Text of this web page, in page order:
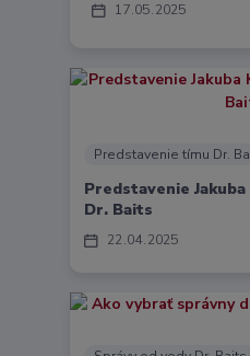
17 05 2025
22 04 2025
Predstavenie tímu Dr.
Predstavenie
Dr. Baits